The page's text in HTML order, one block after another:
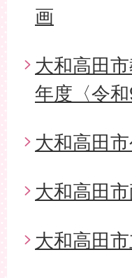
画
大和高田
年度〈令
大和高田
大和高田
大和高田